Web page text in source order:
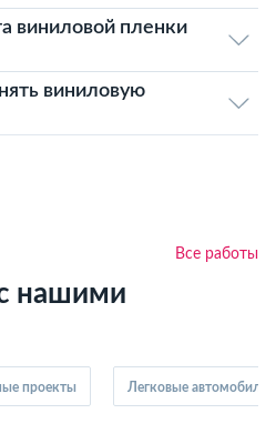
виниловой пленки
виниловую
Все работы
нашими
проекты Легковые автомобили